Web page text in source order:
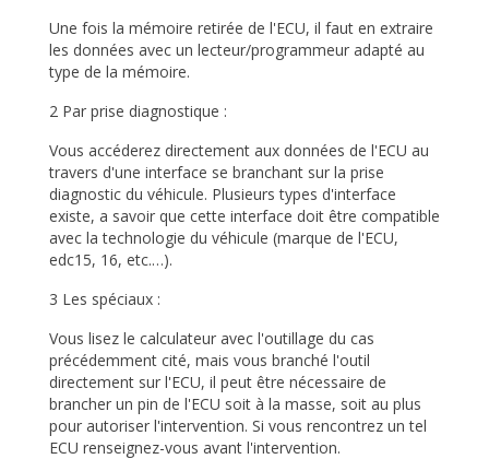
Une fois la mémoire retirée de l'ECU, il faut en extraire
les données avec un lecteur/programmeur adapté au
type de la mémoire.
2 Par prise diagnostique :
Vous accéderez directement aux données de l'ECU au
travers d'une interface se branchant sur la prise
diagnostic du véhicule. Plusieurs types d'interface
existe, a savoir que cette interface doit être compatible
avec la technologie du véhicule (marque de l'ECU,
edc15, 16, etc.…).
3 Les spéciaux :
Vous lisez le calculateur avec l'outillage du cas
précédemment cité, mais vous branché l'outil
directement sur l'ECU, il peut être nécessaire de
brancher un pin de l'ECU soit à la masse, soit au plus
pour autoriser l'intervention. Si vous rencontrez un tel
ECU renseignez-vous avant l'intervention.